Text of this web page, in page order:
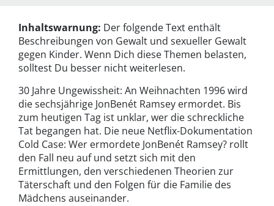
Inhaltswarnung: Der folgende Text enthält
Beschreibungen von Gewalt und sexueller Gewalt
gegen Kinder. Wenn Dich diese Themen belasten,
solltest Du besser nicht weiterlesen.
30 Jahre Ungewissheit: An Weihnachten 1996 wird
die sechsjährige JonBenét Ramsey ermordet. Bis
zum heutigen Tag ist unklar, wer die schreckliche
Tat begangen hat. Die neue Netflix-Dokumentation
Cold Case: Wer ermordete JonBenét Ramsey? rollt
den Fall neu auf und setzt sich mit den
Ermittlungen, den verschiedenen Theorien zur
Täterschaft und den Folgen für die Familie des
Mädchens auseinander.